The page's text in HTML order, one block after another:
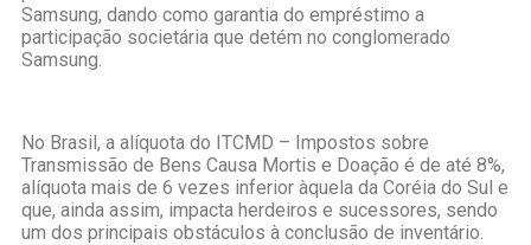
Samsung, dando como garantia do empréstimo a
participação societária que detém no conglomerado
Samsung.
No Brasil, a alíquota do ITCMD – Impostos sobre
Transmissão de Bens Causa Mortis e Doação é de até 8%,
alíquota mais de 6 vezes inferior àquela da Coréia do Sul e
que, ainda assim, impacta herdeiros e sucessores, sendo
um dos principais obstáculos à conclusão de inventário.